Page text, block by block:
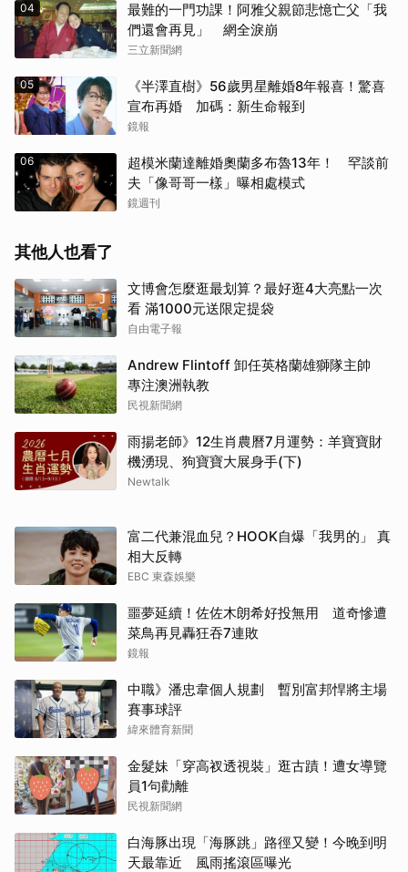
04
最難的一門功課！阿雅父親節悲憶亡父「我
們還會再見」 網全淚崩
三立新聞網
05
《半澤直樹》56歲男星離婚8年報喜！驚喜
宣布再婚 加碼：新生命報到
鏡報
06
超模米蘭達離婚奧蘭多布魯13年！ 罕談前
夫「像哥哥一樣」曝相處模式
鏡週刊
其他人也看了
文博會怎麼逛最划算？最好逛4大亮點一次
看 滿1000元送限定提袋
自由電子報
Andrew Flintoff 卸任英格蘭雄獅隊主帥
專注澳洲執教
民視新聞網
雨揚老師》12生肖農曆7月運勢：羊寶寶財
機湧現、狗寶寶大展身手(下)
Newtalk
富二代兼混血兒？HOOK自爆「我男的」 真
相大反轉
EBC 東森娛樂
噩夢延續！佐佐木朗希好投無用 道奇慘遭
菜鳥再見轟狂吞7連敗
鏡報
中職》潘忠韋個人規劃 暫別富邦悍將主場
賽事球評
緯來體育新聞
金髮妹「穿高衩透視裝」逛古蹟！遭女導覽
員1句勸離
民視新聞網
白海豚出現「海豚跳」路徑又變！今晚到明
天最靠近 風雨搖滾區曝光